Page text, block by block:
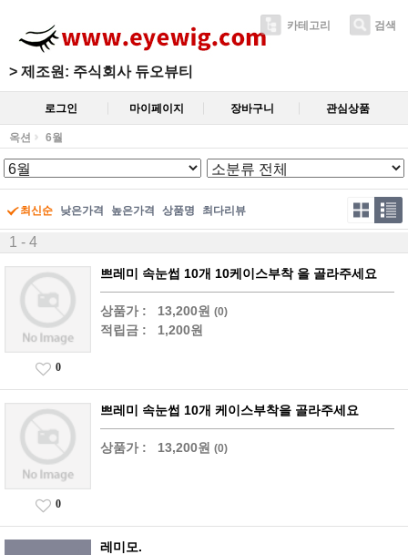
> 제조원: 주식회사 듀오뷰티
카테고리 검색
로그인 마이페이지 장바구니 관심상품
옥션 6월
최신순 낮은가격 높은가격 상품명 최다리뷰
1 - 4
쁘레미 속눈썹 10개 10케이스부착 을 골라주세요
상품가 : 13,200원 (0)
적립금 : 1,200원
0
쁘레미 속눈썹 10개 케이스부착을 골라주세요
상품가 : 13,200원 (0)
0
레미모.